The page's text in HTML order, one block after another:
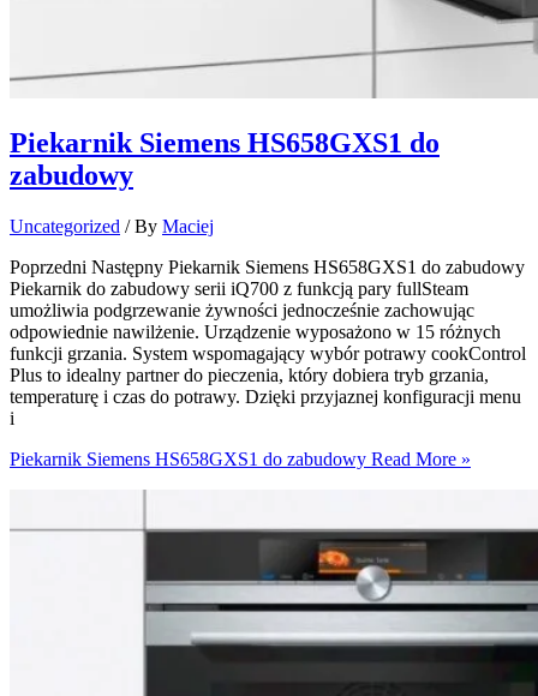
Piekarnik Siemens HS658GXS1 do
zabudowy
Uncategorized / By Maciej
Poprzedni Następny Piekarnik Siemens HS658GXS1 do zabudowy
Piekarnik do zabudowy serii iQ700 z funkcją pary fullSteam
umożliwia podgrzewanie żywności jednocześnie zachowując
odpowiednie nawilżenie. Urządzenie wyposażono w 15 różnych
funkcji grzania. System wspomagający wybór potrawy cookControl
Plus to idealny partner do pieczenia, który dobiera tryb grzania,
temperaturę i czas do potrawy. Dzięki przyjaznej konfiguracji menu
i
Piekarnik Siemens HS658GXS1 do zabudowy Read More »